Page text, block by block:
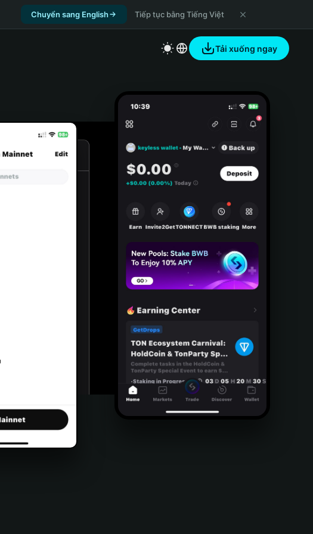
Chuyển sang English Tiếp tục bằng Tiếng Việt
Tải xuống ngay